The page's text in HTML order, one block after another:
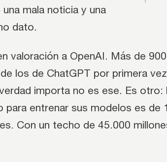
mala noticia y una
dato.
valoración a OpenAI. Más de
los de ChatGPT por primera
importa no es ese. Es otro:
entrenar sus modelos es de
Con un techo de 45.000